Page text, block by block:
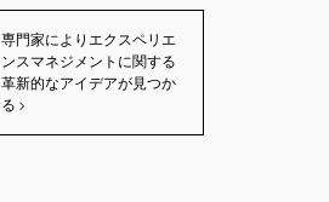
専門家によりエクスペリエ
ンスマネジメントに関する
革新的なアイデアが見つか
る